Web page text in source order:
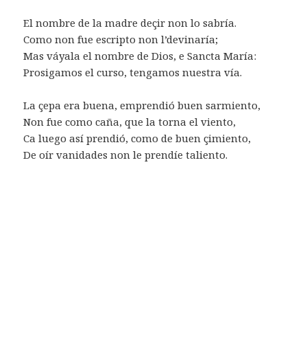
El nombre de la madre deçir non lo sabría.
Como non fue escripto non l’devinaría;
Mas váyala el nombre de Dios, e Sancta María:
Prosigamos el curso, tengamos nuestra vía.
La çepa era buena, emprendió buen sarmiento,
Non fue como caña, que la torna el viento,
Ca luego así prendió, como de buen çimiento,
De oír vanidades non le prendíe taliento.